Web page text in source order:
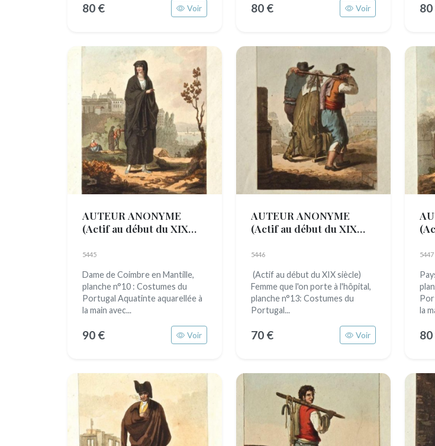
80 € Voir 80 € Voir
AUTEUR ANONYME
(Actif au début du XIX
5445
Dame de Coimbre en Mantille,
planche n°10 : Costumes du
Portugal Aquatinte aquarellée à
la main avec...
90 € Voir
AUTEUR ANONYME
(Actif au début du XIX
5446
(Actif au début du XIX siècle)
Femme que l'on porte à l'hôpital,
planche n°13: Costumes du
Portugal...
70 € Voir
5447
la